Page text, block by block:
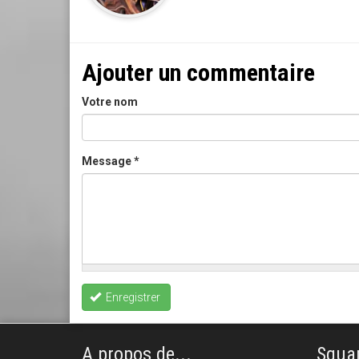
Ajouter un commentaire
Votre nom
Message*
Enregistrer
A propos de...